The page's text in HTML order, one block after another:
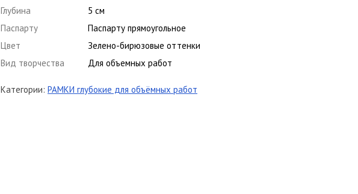
Глубина
5 см
Паспарту
Паспарту прямоугольное
Цвет
Зелено-бирюзовые оттенки
Вид творчества
Для объемных работ
Категории: РАМКИ глубокие для объёмных работ